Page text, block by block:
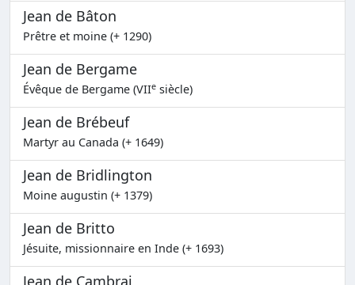
Jean de Bâton
Prêtre et moine (+ 1290)
Jean de Bergame
Évêque de Bergame (VIIe siècle)
Jean de Brébeuf
Martyr au Canada (+ 1649)
Jean de Bridlington
Moine augustin (+ 1379)
Jean de Britto
Jésuite, missionnaire en Inde (+ 1693)
Jean de Cambrai